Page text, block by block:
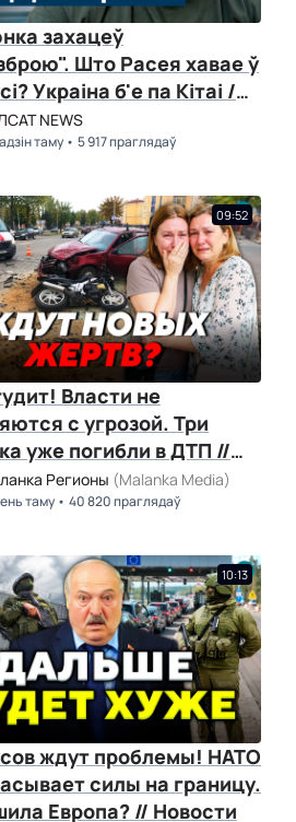
захацеў
Што Расея хавае ў
Украіна б'е па Кітаі /
NEWS
таму 5 917 праглядаў
09:52
Власти не
с угрозой. Три
уже погибли в ДТП //
Регионы (Malanka Media)
таму 40 820 праглядаў
10:13
ждут проблемы! НАТО
силы на границу.
Европа? // Новости